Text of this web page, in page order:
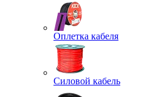
Оплетка кабеля
Силовой кабель